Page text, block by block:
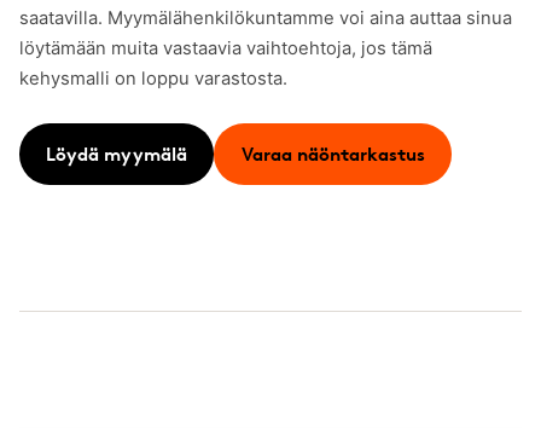
saatavilla. Myymälähenkilökuntamme voi aina auttaa sinua
löytämään muita vastaavia vaihtoehtoja, jos tämä
kehysmalli on loppu varastosta.
Löydä myymälä Varaa näöntarkastus